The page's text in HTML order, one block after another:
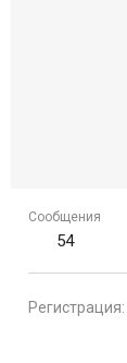
Сообщения
54
Регистрация